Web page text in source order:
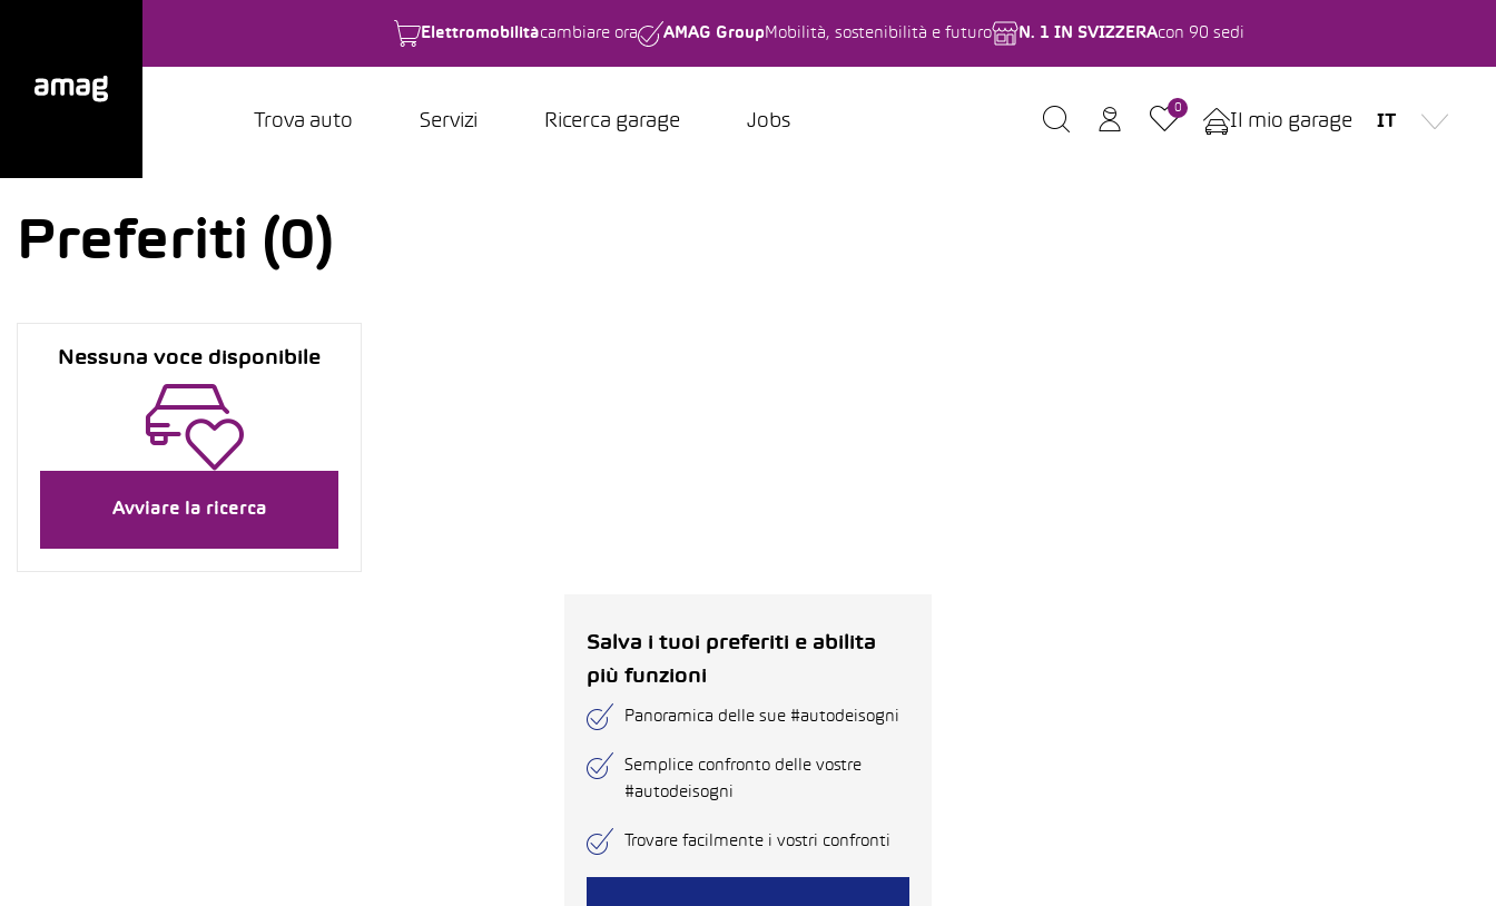
Elettromobilitàcambiare ora AMAG Group Mobilità, sostenibilità e futuro N. 1 IN SVIZZERAcon 90 sedi
Trova auto Servizi Ricerca garage Jobs
0
Il mio garage IT
Preferiti (0)
Salva i tuoi preferiti e abilita
più funzioni
Panoramica delle sue #autodeisogni
Semplice confronto delle vostre
#autodeisogni
Trovare facilmente i vostri confronti
Nessuna voce disponibile
Avviare la ricerca